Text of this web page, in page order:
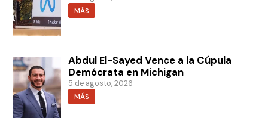
MÁS
Abdul El-Sayed Vence a la Cúpula
Demócrata en Michigan
5 de agosto, 2026
MÁS